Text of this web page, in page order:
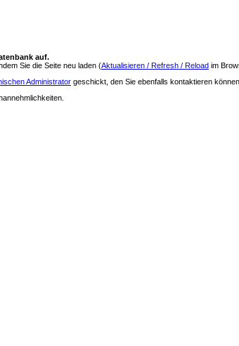
auf.
Sie die Seite neu laden (Aktualisieren / Refresh / Reload im
Administrator geschickt, den Sie ebenfalls kontaktieren